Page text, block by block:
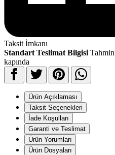
Taksit İmkanı
Standart Teslimat Bilgisi
kapında
Ürün Açıklaması
Taksit Seçenekleri
İade Koşulları
Garanti ve Teslimat
Ürün Yorumları
Ürün Dosyaları